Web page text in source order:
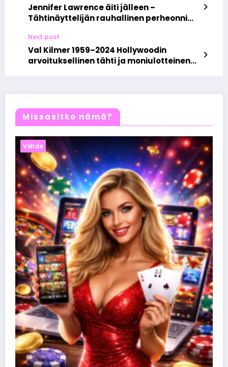
Jennifer Lawrence äiti jälleen –
Tähtinäyttelijän rauhallinen perheonni
Next post
Val Kilmer 1959–2024 Hollywoodin
arvoituksellinen tähti ja moniulotteinen
Missasitko nämä?
Viihde
niistä kaiken irti
26 maaliskuun,